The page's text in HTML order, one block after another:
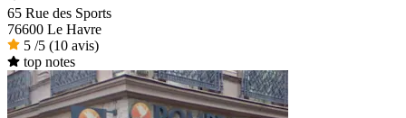
65 Rue des Sports
76600 Le Havre
5 /5 (10 avis)
top notes